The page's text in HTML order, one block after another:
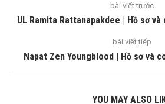
bài viết trước
UL Ramita Rattanapakdee | Hồ sơ
bài viết tiếp
Napat Zen Youngblood | Hồ sơ và
YOU MAY ALSO